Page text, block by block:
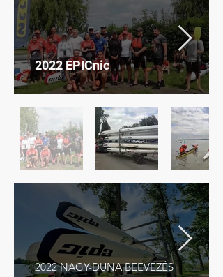
2022 EPICnic
2022 NAGY-DUNA BEEVEZÉS